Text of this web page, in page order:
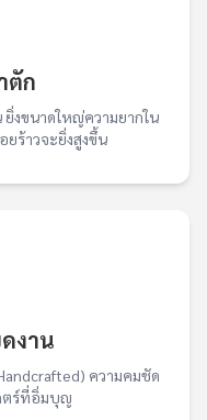
ตัก
งขนาดใหญ่ความยากใน
ร้าวจะยิ่งสูงขึ้น
งาน
ความคมชัด
ตร์ที่อิ่มบุญ